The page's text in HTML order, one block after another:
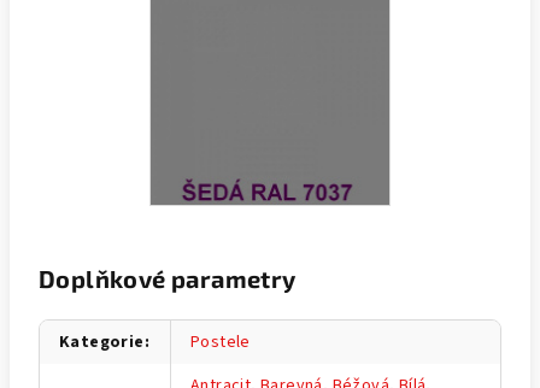
Doplňkové parametry
Kategorie: Postele